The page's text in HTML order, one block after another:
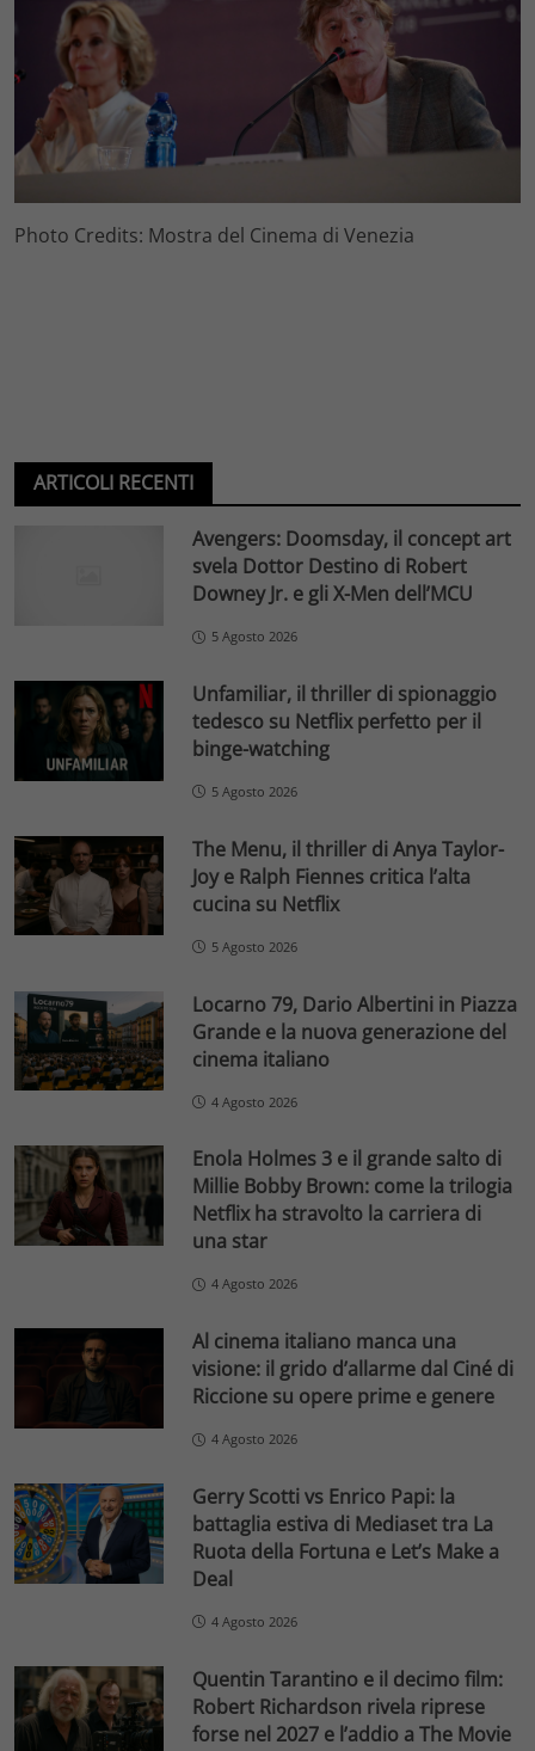
Photo Credits: Mostra del Cinema di Venezia
ARTICOLI RECENTI
Avengers: Doomsday, il concept art
svela Dottor Destino di Robert
Downey Jr. e gli X-Men dell’MCU
5 Agosto 2026
Unfamiliar, il thriller di spionaggio
tedesco su Netflix perfetto per il
binge-watching
5 Agosto 2026
The Menu, il thriller di Anya Taylor-
Joy e Ralph Fiennes critica l’alta
cucina su Netflix
5 Agosto 2026
Locarno 79, Dario Albertini in Piazza
Grande e la nuova generazione del
cinema italiano
4 Agosto 2026
Enola Holmes 3 e il grande salto di
Millie Bobby Brown: come la trilogia
Netflix ha stravolto la carriera di
una star
4 Agosto 2026
Al cinema italiano manca una
visione: il grido d’allarme dal Ciné di
Riccione su opere prime e genere
4 Agosto 2026
Gerry Scotti vs Enrico Papi: la
battaglia estiva di Mediaset tra La
Ruota della Fortuna e Let’s Make a
Deal
4 Agosto 2026
Quentin Tarantino e il decimo film:
Robert Richardson rivela riprese
forse nel 2027 e l’addio a The Movie